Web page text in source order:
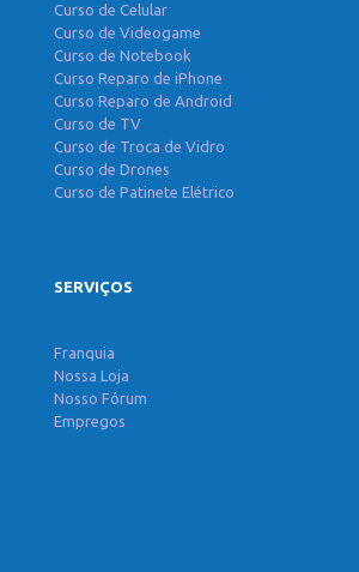
Curso de Celular
Curso de Videogame
Curso de Notebook
Curso Reparo de iPhone
Curso Reparo de Android
Curso de TV
Curso de Troca de Vidro
Curso de Drones
Curso de Patinete Elétrico
SERVIÇOS
Franquia
Nossa Loja
Nosso Fórum
Empregos